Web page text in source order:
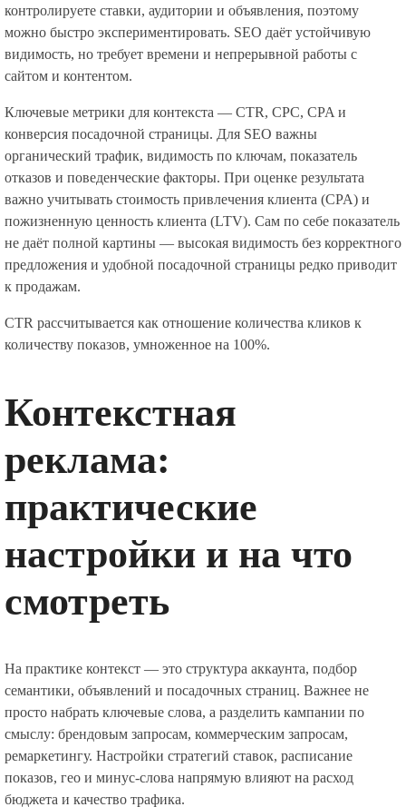
контролируете ставки, аудитории и объявления, поэтому
можно быстро экспериментировать. SEO даёт устойчивую
видимость, но требует времени и непрерывной работы с
сайтом и контентом.
Ключевые метрики для контекста — CTR, CPC, CPA и
конверсия посадочной страницы. Для SEO важны
органический трафик, видимость по ключам, показатель
отказов и поведенческие факторы. При оценке результата
важно учитывать стоимость привлечения клиента (CPA) и
пожизненную ценность клиента (LTV). Сам по себе показатель
не даёт полной картины — высокая видимость без корректного
предложения и удобной посадочной страницы редко приводит
к продажам.
CTR рассчитывается как отношение количества кликов к
количеству показов, умноженное на 100%.
Контекстная
реклама:
практические
настройки и на что
смотреть
На практике контекст — это структура аккаунта, подбор
семантики, объявлений и посадочных страниц. Важнее не
просто набрать ключевые слова, а разделить кампании по
смыслу: брендовым запросам, коммерческим запросам,
ремаркетингу. Настройки стратегий ставок, расписание
показов, гео и минус-слова напрямую влияют на расход
бюджета и качество трафика.